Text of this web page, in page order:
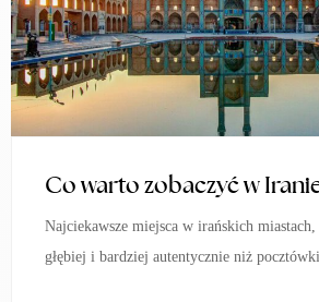
Co warto zobaczyć w
Najciekawsze miejsca w irańskich
głębiej i bardziej autentycznie niż